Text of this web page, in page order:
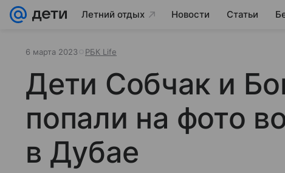
Летний отдых Новости Статьи
6 марта 2023 РБК Life
Дети Собчак и
попали на фото
в Дубае